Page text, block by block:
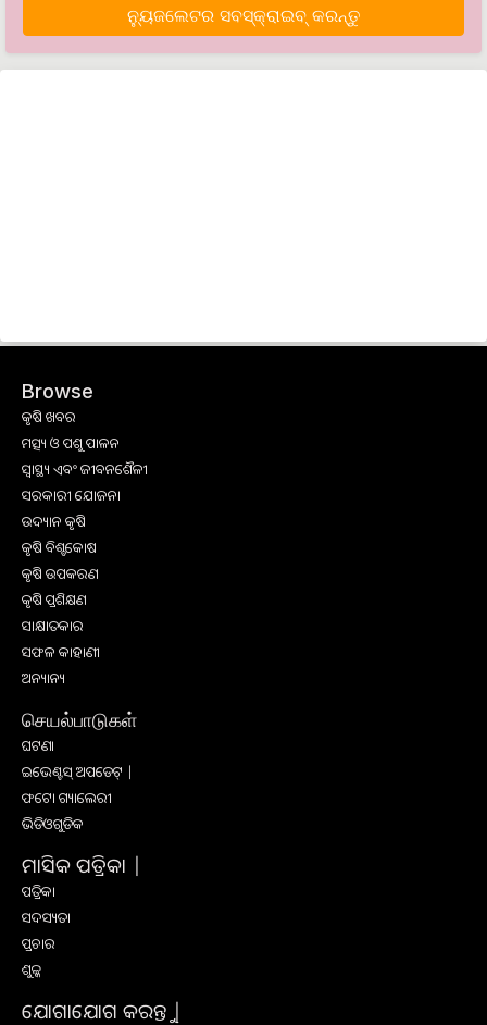
ନ୍ୟୁଜଲେଟର ସବସ୍କ୍ରାଇବ୍‌ କରନ୍ତୁ
Browse
କୃଷି ଖବର
ମତ୍ସ୍ୟ ଓ ପଶୁ ପାଳନ
ସ୍ୱାସ୍ଥ୍ୟ ଏବଂ ଜୀବନଶୈଳୀ
ସରକାରୀ ଯୋଜନା
ଉଦ୍ୟାନ କୃଷି
କୃଷି ବିଶ୍ବକୋଷ
କୃଷି ଉପକରଣ
କୃଷି ପ୍ରଶିକ୍ଷଣ
ସାକ୍ଷାତକାର
ସଫଳ କାହାଣୀ
ଅନ୍ୟାନ୍ୟ
செயல்பாடுகள்
ଘଟଣା
ଇଭେଣ୍ଟସ୍ ଅପଡେଟ୍ |
ଫଟୋ ଗ୍ୟାଲେରୀ
ଭିଡିଓଗୁଡିକ
ମାସିକ ପତ୍ରିକା |
ପତ୍ରିକା
ସଦସ୍ୟତା
ପ୍ରଚାର
ଶୁଳ୍କ
ଯୋଗାଯୋଗ କରନ୍ତୁ |